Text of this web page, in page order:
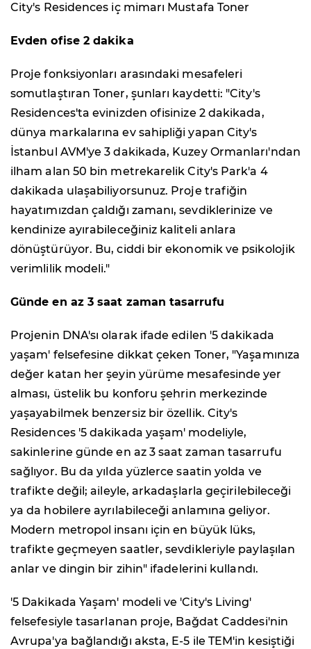
City's Residences iç mimarı Mustafa Toner
Evden ofise 2 dakika
Proje fonksiyonları arasındaki mesafeleri
somutlaştıran Toner, şunları kaydetti: "City's
Residences'ta evinizden ofisinize 2 dakikada,
dünya markalarına ev sahipliği yapan City's
İstanbul AVM'ye 3 dakikada, Kuzey Ormanları'ndan
ilham alan 50 bin metrekarelik City's Park'a 4
dakikada ulaşabiliyorsunuz. Proje trafiğin
hayatımızdan çaldığı zamanı, sevdiklerinize ve
kendinize ayırabileceğiniz kaliteli anlara
dönüştürüyor. Bu, ciddi bir ekonomik ve psikolojik
verimlilik modeli."
Günde en az 3 saat zaman tasarrufu
Projenin DNA'sı olarak ifade edilen '5 dakikada
yaşam' felsefesine dikkat çeken Toner, "Yaşamınıza
değer katan her şeyin yürüme mesafesinde yer
alması, üstelik bu konforu şehrin merkezinde
yaşayabilmek benzersiz bir özellik. City's
Residences '5 dakikada yaşam' modeliyle,
sakinlerine günde en az 3 saat zaman tasarrufu
sağlıyor. Bu da yılda yüzlerce saatin yolda ve
trafikte değil; aileyle, arkadaşlarla geçirilebileceği
ya da hobilere ayrılabileceği anlamına geliyor.
Modern metropol insanı için en büyük lüks,
trafikte geçmeyen saatler, sevdikleriyle paylaşılan
anlar ve dingin bir zihin" ifadelerini kullandı.
'5 Dakikada Yaşam' modeli ve 'City's Living'
felsefesiyle tasarlanan proje, Bağdat Caddesi'nin
Avrupa'ya bağlandığı aksta, E-5 ile TEM'in kesiştiği